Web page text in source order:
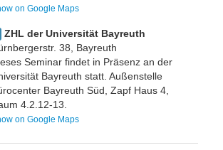
on Google Maps
ZHL der Universität Bayreuth
38, Bayreuth
Seminar findet in Präsenz an der
Bayreuth statt. Außenstelle
Bayreuth Süd, Zapf Haus 4,
4.2.12-13.
on Google Maps